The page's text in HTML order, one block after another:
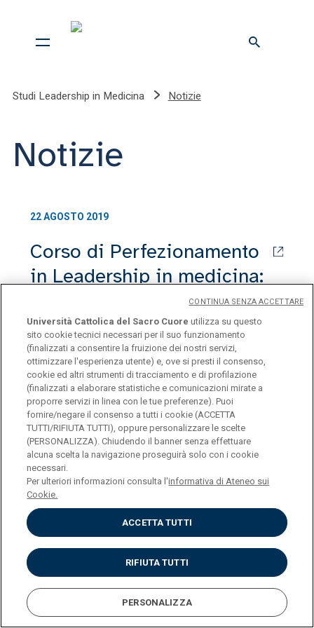
Studi Leadership in Medicina Notizie
Notizie
22 AGOSTO 2019
Corso di Perfezionamento
in Leadership in medicina:
Università Cattolica del Sacro Cuore
Largo A. Gemelli, 1 - 20123 Milano
Privacy
Cookies
Impostazione dei Cookies
Università Cattolica del Sacro Cuore utilizza su questo
sito cookie tecnici necessari per il suo funzionamento
(finalizzati a consentire la fruizione dei nostri servizi,
ottimizzare l'esperienza utente) e, ove si presti il consenso,
cookie ed altri strumenti di tracciamento e di profilazione
(finalizzati a elaborare statistiche e comunicazioni mirate a
proporre servizi in linea con le tue preferenze). Puoi
fornire/negare il consenso a tutti i cookie (ACCETTA
TUTTI/RIFIUTA TUTTI), oppure personalizzare le scelte
(PERSONALIZZA). Chiudendo il banner senza effettuare
alcuna scelta la navigazione proseguirà solo con i cookie
necessari.
Per ulteriori informazioni consulta l'informativa di Ateneo sui
Cookie.
ACCETTA TUTTI
RIFIUTA TUTTI
PERSONALIZZA
CONTINUA SENZA ACCETTARE